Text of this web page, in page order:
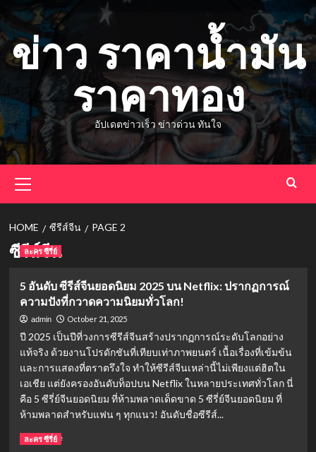
to
content
ข่าว ราคาน้ำมัน
ราคาทอง
อัปเดตข่าวเร็ว ข่าวด่วน ทันใจ
Menu
HOME ซีรีส์จีน PAGE 2
ซีรีส์จีน
ละคร ซีรี่ย์
5 อันดับ ซีรีส์จีนยอดนิยม 2025 บน Netflix: ปรากฏการณ์
ความปังที่กวาดความนิยมทั่วโลก!
admin October 21, 2025
ปี 2025 เป็นปีที่วงการซีรีส์จีนสร้างปรากฏการณ์ระดับโลกอย่าง
แท้จริง ด้วยงานโปรดักชันที่เทียบเท่าภาพยนตร์ เนื้อเรื่องที่เข้มข้น
และการแสดงที่ตราตรึงใจ ทำให้ซีรีส์จีนเหล่านี้ไม่เพียงแต่ฮิตใน
เอเชีย แต่ยังครองอันดับท็อปบน Netflix ในหลายประเทศทั่วโลก นี่
คือ 5 ซีรี่ย์จีนยอดนิยม ที่ห้ามพลาดเด็ดขาด 5 ซีรี่ย์จีนยอดนิยม ที่
ห้ามพลาดสำหรับแฟน ๆ ทุกแนว! อันดับชื่อซีรีส์...
Read MoreRead
ละคร ซีรี่ย์